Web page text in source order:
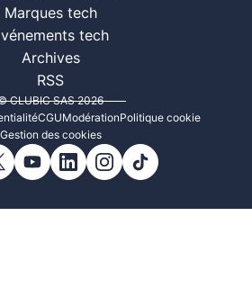
Marques tech
tech
Archives
RSS
CLUBIC SAS 2026
CGUModérationPolitique cookie
Gestion des cookies